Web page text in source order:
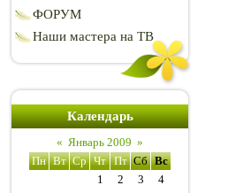
ФОРУМ
Наши мастера на ТВ
Календарь
« Январь 2009 »
Пн Вт Ср Чт Пт Сб Вс
1
2 3
4